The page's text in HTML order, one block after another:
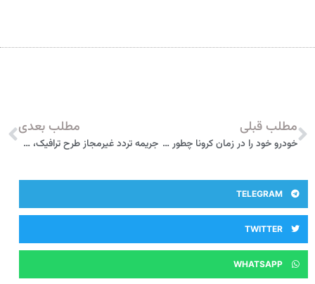
مطلب قبلی
خودرو خود را در زمان کرونا چطور ضدعفونی کنیم؟
مطلب بعدی
جریمه تردد غیرمجاز طرح ترافیک، 5 برابر شد
TELEGRAM
TWITTER
WHATSAPP